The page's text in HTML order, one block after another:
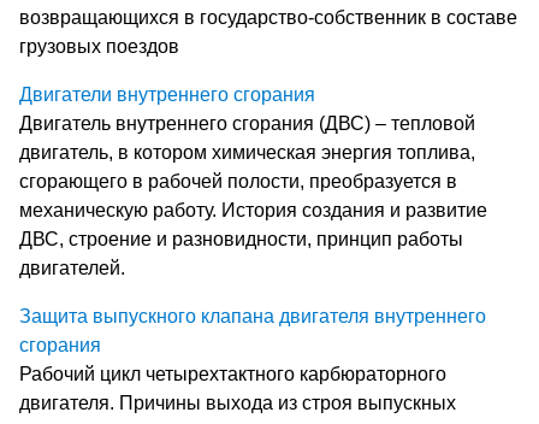
возвращающихся в государство-собственник в составе
грузовых поездов
Двигатели внутреннего сгорания
Двигатель внутреннего сгорания (ДВС) – тепловой
двигатель, в котором химическая энергия топлива,
сгорающего в рабочей полости, преобразуется в
механическую работу. История создания и развитие
ДВС, строение и разновидности, принцип работы
двигателей.
Защита выпускного клапана двигателя внутреннего
сгорания
Рабочий цикл четырехтактного карбюраторного
двигателя. Причины выхода из строя выпускных